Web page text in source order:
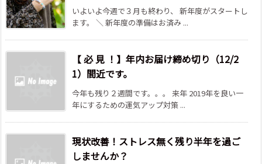
いよいよ今週で３月も終わり、 新年度がスタートし
ます。 ＼ 新年度の準備はお済み ...
【 必 見 ！】年内お届け締め切り（12/2
1）間近です。
今年も残り２週間です。。。 来年 2019年を良い一
年にするための運気アップ対策 ...
現状改善！ストレス無く残り半年を過ご
しませんか？